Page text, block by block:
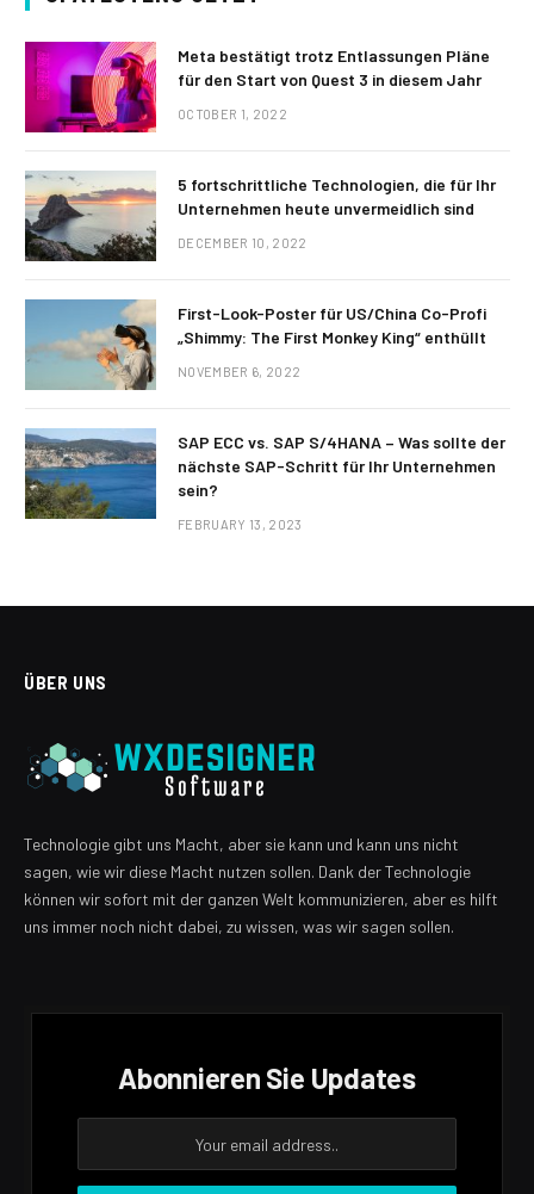
Meta bestätigt trotz Entlassungen Pläne
für den Start von Quest 3 in diesem Jahr
OCTOBER 1, 2022
5 fortschrittliche Technologien, die für Ihr
Unternehmen heute unvermeidlich sind
DECEMBER 10, 2022
First-Look-Poster für US/China Co-Profi
„Shimmy: The First Monkey King“ enthüllt
NOVEMBER 6, 2022
SAP ECC vs. SAP S/4HANA – Was sollte der
nächste SAP-Schritt für Ihr Unternehmen
sein?
FEBRUARY 13, 2023
ÜBER UNS
Technologie gibt uns Macht, aber sie kann und kann uns nicht
sagen, wie wir diese Macht nutzen sollen. Dank der Technologie
können wir sofort mit der ganzen Welt kommunizieren, aber es hilft
uns immer noch nicht dabei, zu wissen, was wir sagen sollen.
Abonnieren Sie Updates